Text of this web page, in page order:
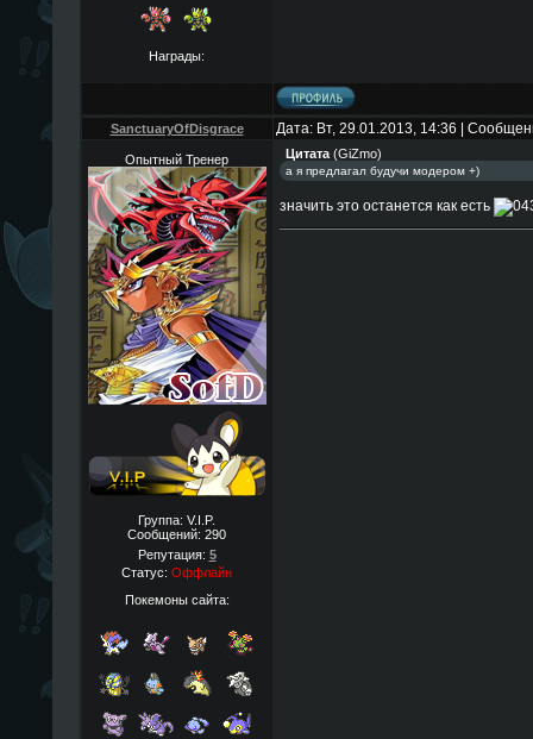
Награды:
SanctuaryOfDisgrace Дата: Вт, 29.01.2013, 14:36 |
Опытный Тренер
Группа: V.I.P.
Сообщений: 290
Репутация: 5
Статус: Оффлайн
Покемоны сайта:
Цитата(GiZmo)
а я предлагал будучи модером +)
значить это останется как есть